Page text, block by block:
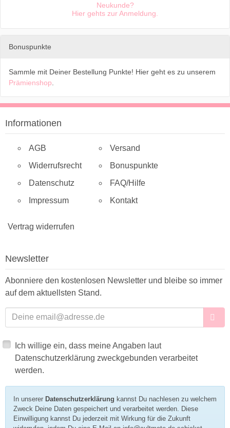
Neukunde?
Hier gehts zur Anmeldung.
Bonuspunkte
Sammle mit Deiner Bestellung Punkte! Hier geht es zu unserem
Prämienshop
Informationen
AGB
Widerrufsrecht
Datenschutz
Impressum
Versand
Bonuspunkte
FAQ/Hilfe
Kontakt
Vertrag widerrufen
Newsletter
Abonniere den kostenlosen Newsletter und bleibe so immer
auf dem aktuellsten Stand.
E-Mailadresse
Ich willige ein, dass meine Angaben laut
Datenschutzerklärung zweckgebunden verarbeitet
werden.
In unserer Datenschutzerklärung kannst Du nachlesen zu welchem
Zweck Deine Daten gespeichert und verarbeitet werden. Diese
Einwilligung kannst Du jederzeit mit Wirkung für die Zukunft